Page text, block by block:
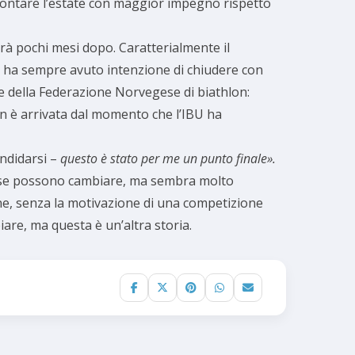
l’estate con maggior impegno rispetto
pochi mesi dopo. Caratterialmente il
sempre avuto intenzione di chiudere con
della Federazione Norvegese di biathlon:
arrivata dal momento che l’IBU ha
– questo è stato per me un punto finale».
possono cambiare, ma sembra molto
senza la motivazione di una competizione
ma questa è un’altra storia.